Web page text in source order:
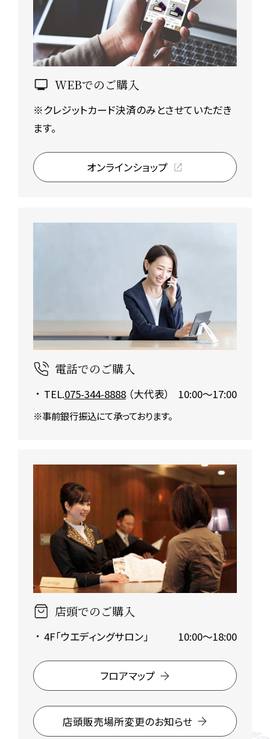
WEBでのご購入
※クレジットカード決済のみとさせていただき
ます。
オンラインショップ
電話でのご購入
TEL.075-344-8888（大代表） 10:00～17:00
※事前銀行振込にて承っております。
店頭でのご購入
4F「ウエディングサロン」 10:00～18:00
フロアマップ
店頭販売場所変更のお知らせ